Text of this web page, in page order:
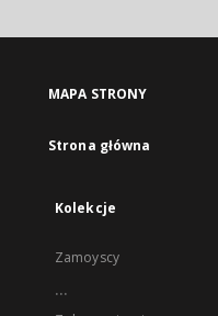
MAPA STRONY
Strona główna
Kolekcje
Zamoyscy
...